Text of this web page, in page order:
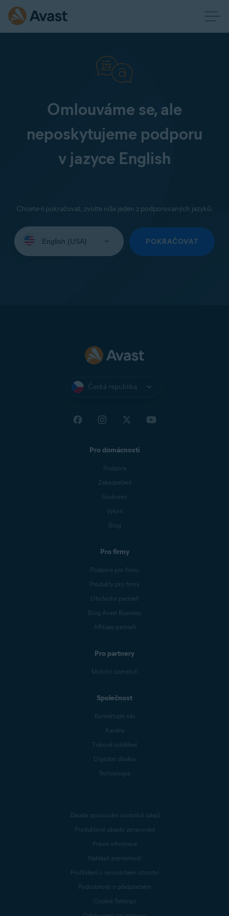
Omlouváme se, ale
neposkytujeme podporu
v jazyce English
Chcete-li pokračovat, zvolte níže jeden z podporovaných jazyků:
jazyk:
POKRAČOVAT
Česká republika
Pro domácnosti
Podpora
Zabezpečení
Soukromí
Výkon
Blog
Pro firmy
Podpora pro firmy
Produkty pro firmy
Obchodní partneři
Blog Avast Business
Affiliate partneři
Pro partnery
Mobilní operátoři
Společnost
Kontaktujte nás
Kariéra
Tiskové oddělení
Digitální důvěra
Technologie
Zásady zpracování osobních údajů
Produktové zásady zpracování
Právní informace
Nahlásit zranitelnost
Prohlášení o novodobém otroctví
Podrobnosti o předplatném
Cookie Settings